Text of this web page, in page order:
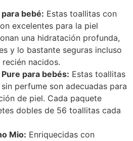
bebé: Estas toallitas con
excelentes para la piel
una hidratación profunda,
y lo bastante seguras incluso
nacidos.
para bebés: Estas toallitas
perfume son adecuadas para
de piel. Cada paquete
dobles de 56 toallitas cada
Mio: Enriquecidas con